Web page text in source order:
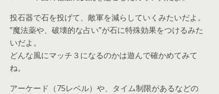
投石器で石を投げて、敵軍を減らしていくみたいだよ。
”魔法薬や、破壊的な占い”が石に特殊効果をつけるみた
いだよ。
どんな風にマッチ３になるのかは遊んで確かめてみて
ね。
アーケード（75レベル）や、タイム制限があるなどの